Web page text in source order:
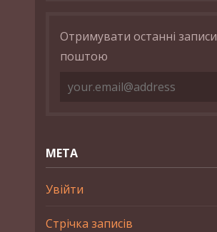
Отримувати останні записи
поштою
МЕТА
Увійти
Стрічка записів